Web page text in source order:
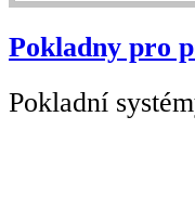
Pokladny pro
Pokladní